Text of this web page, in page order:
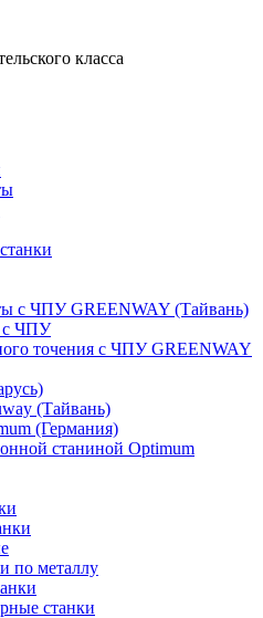
класса
с ЧПУ GREENWAY (Тайвань)
с ЧПУ
точения с ЧПУ GREENWAY
(Тайвань)
(Германия)
станиной Optimum
по металлу
станки